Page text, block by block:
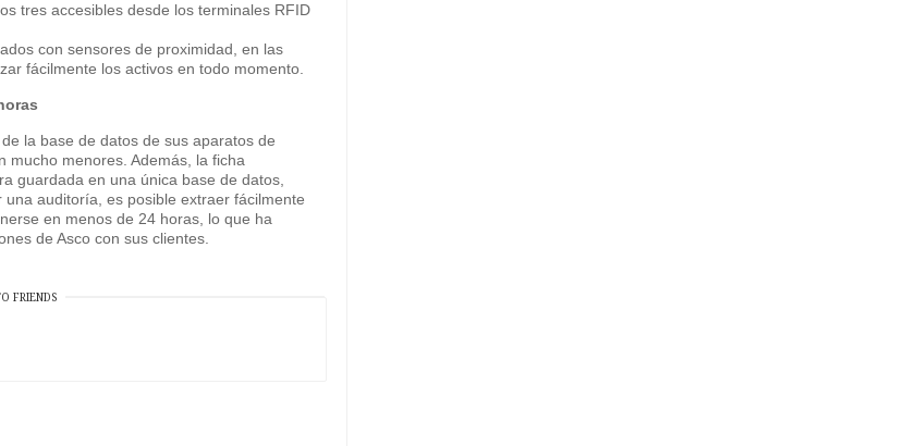
tres accesibles desde los terminales RFID
con sensores de proximidad, en las
fácilmente los activos en todo momento.
la base de datos de sus aparatos de
mucho menores. Además, la ficha
guardada en una única base de datos,
auditoría, es posible extraer fácilmente
en menos de 24 horas, lo que ha
de Asco con sus clientes.
FRIENDS